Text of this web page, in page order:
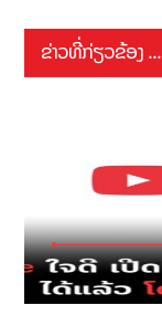
ຂ່າວທີ່ກ່ຽວຂ້ອງ ...